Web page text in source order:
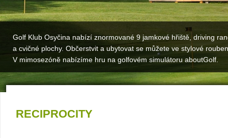
Golf Klub Osyčina nabízí znormované 9 jamkové hřiště, driving
a cvičné plochy. Občerstvit a ubytovat se můžete ve stylové
V mimosezóně nabízíme hru na golfovém simulátoru aboutGolf.
RECIPROCITY